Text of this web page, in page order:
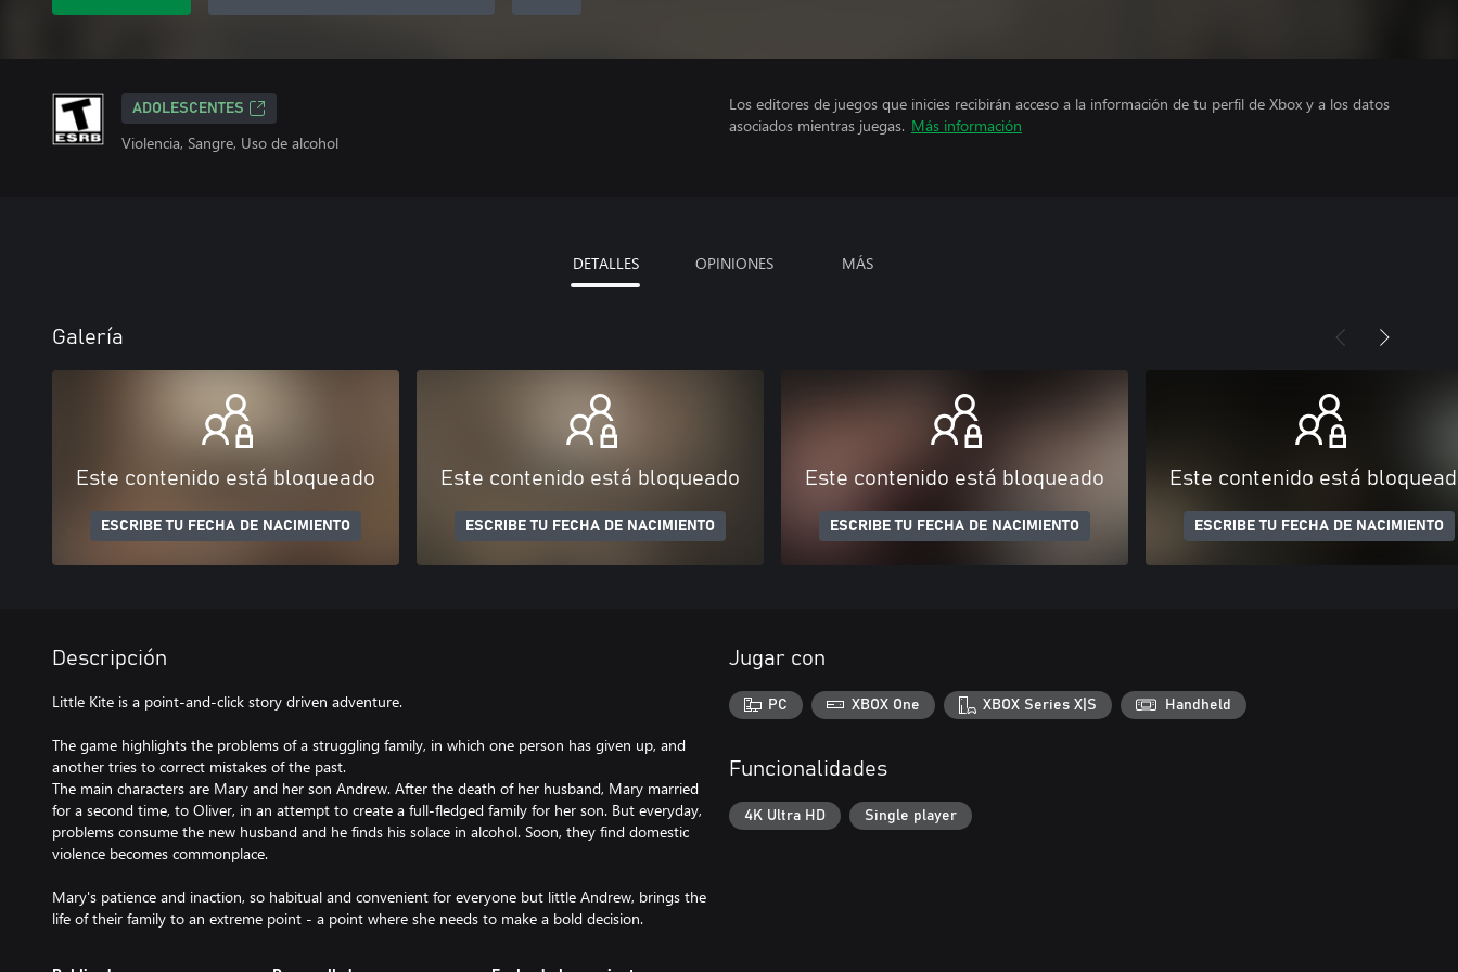
ADOLESCENTES
Violencia, Sangre, Uso de alcohol
Los editores de juegos que inicies recibirán acceso a la información de tu perfil de Xbox y a los datos
asociados mientras juegas. Más información
DETALLES OPINIONES MÁS
Galería
Este contenido está bloqueado
ESCRIBE TU FECHA DE NACIMIENTO
Este contenido está bloqueado
ESCRIBE TU FECHA DE NACIMIENTO
Este contenido está bloqueado
ESCRIBE TU FECHA DE NACIMIENTO
Este contenido está
ESCRIBE TU FECHA DE NACIMIENTO
Descripción
Little Kite is a point-and-click story driven adventure.
The game highlights the problems of a struggling family, in which one person has given up, and
another tries to correct mistakes of the past.
The main characters are Mary and her son Andrew. After the death of her husband, Mary married
for a second time, to Oliver, in an attempt to create a full-fledged family for her son. But everyday,
problems consume the new husband and he finds his solace in alcohol. Soon, they find domestic
violence becomes commonplace.
Mary's patience and inaction, so habitual and convenient for everyone but little Andrew, brings the
Jugar con
PC XBOX One XBOX Series X|S Handheld
Funcionalidades
4K Ultra HD Single player